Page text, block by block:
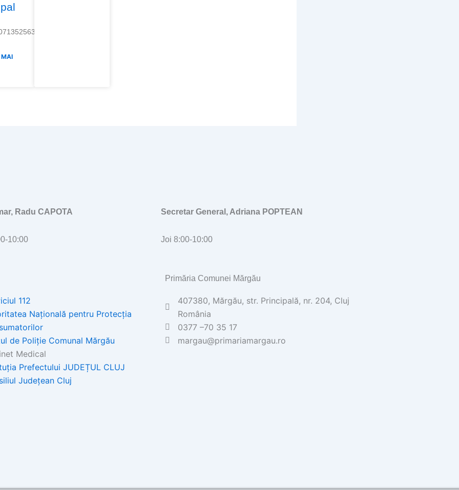
MAI
Radu CAPOTA
10:00
Secretar General, Adriana POPTEAN
Joi 8:00-10:00
112
Națională pentru Protecția
de Poliţie Comunal Mărgău
Medical
Prefectului JUDEȚUL CLUJ
Județean Cluj
Primăria Comunei Mărgău
407380, Mărgău, str. Principală, nr. 204, Cluj
România
0377 –70 35 17
margau@primariamargau.ro